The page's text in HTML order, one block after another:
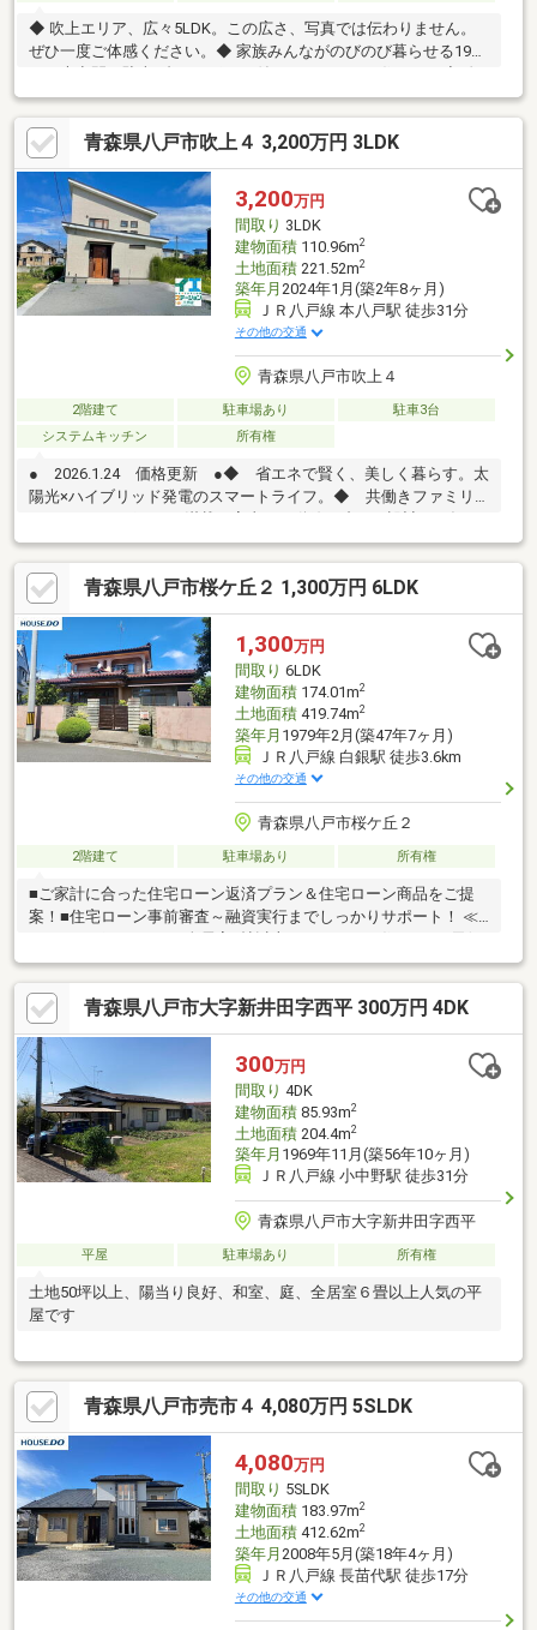
◆ 吹上エリア、広々5LDK。この広さ、写真では伝わりません。
ぜひ一度ご体感ください。◆ 家族みんながのびのび暮らせる191
上エリアでこの広さ。“もう一部屋欲しい”が、すべて叶う家で
す。このゆとり、ぜひ現地で。◆ 広さ・立地・駐車力、三拍子そ
ろったファミリー住宅。気になる水回りも、状態が良いです。◆
子育て世帯にうれしい吹上エリア×ゆとりの5LDK。
青森県八戸市吹上４ 3,200万円 3LDK
3,200万円
間取り 3LDK
建物面積110.96m2
土地面積221.52m2
築年月 2024年1月(築2年8ヶ月)
ＪＲ八戸線 本八戸駅 徒歩31分
その他の交通
青森県八戸市吹上４
2階建て 駐車場あり
駐車3台
システムキッチン
所有権
● 2026.1.24 価格更新 ●◆ 省エネで賢く、美しく暮らす。太
陽光×ハイブリッド発電のスマートライフ。◆ 共働きファミリ
がもっとスムーズに、もっと快適に。◆ 広々２１帖リビング
で、家族みんなが笑顔になれるおうちです！◆ 築浅ならではの
安心感と、便利さを兼ね備えた住まいで、新生活をはじめません
か。
青森県八戸市桜ケ丘２ 1,300万円 6LDK
1,300万円
間取り 6LDK
建物面積174.01m2
土地面積419.74m2
築年月 1979年2月(築47年7ヶ月)
ＪＲ八戸線 白銀駅 徒歩3.6km
その他の交通
青森県八戸市桜ケ丘２
2階建て 駐車場あり 所有権
■ご家計に合った住宅ローン返済プラン＆住宅ローン商品をご提
案！■住宅ローン事前審査～融資実行までしっかりサポート！ ≪
おすすめポイント≫▽全居室6帖以上のゆとりある住まい♪▽天候
を気にせず洗濯物を干せるサンルーム付き！▽湿気がこもりやす
い水回りには小窓付きで換気もできます◎▽車庫1台≪周辺環境
≫▽小久保保育園まで徒歩7分(約500m)▽ローソン 八戸大久保店
まで徒歩11分(約830m)▽よこまちストア 旭ケ丘店まで徒歩14分
(約1070m) 見学をご希望の方は【見学予約する】詳細を知りたい
方は【資料請求する】よりお問い合わせくださいませ♪
青森県八戸市大字新井田字西平 300万円 4DK
300万円
間取り 4DK
建物面積85.93m2
土地面積204.4m2
築年月 1969年11月(築56年10ヶ月)
ＪＲ八戸線 小中野駅 徒歩31分
青森県八戸市大字新井田字西平
平屋 駐車場あり 所有権
土地50坪以上、陽当り良好、和室、庭、全居室６畳以上人気の平
屋です
青森県八戸市売市４ 4,080万円 5SLDK
4,080万円
間取り 5SLDK
建物面積183.97m2
土地面積412.62m2
築年月 2008年5月(築18年4ヶ月)
ＪＲ八戸線 長苗代駅 徒歩17分
その他の交通